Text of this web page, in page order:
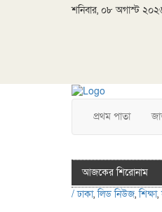
শনিবার, ০৮ অগাস্ট
প্রথম পাতা
আজকের শিরোনাম
/ঢাকা,লিড নিউজ,শিক্ষা,